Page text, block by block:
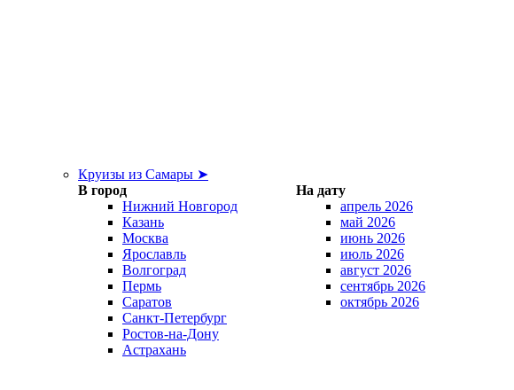
Круизы из Самары ➤
В город
На дату
Нижний Новгород
Казань
Москва
Ярославль
Волгоград
Пермь
Саратов
Санкт-Петербург
Ростов-на-Дону
Астрахань
апрель 2026
май 2026
июнь 2026
июль 2026
август 2026
сентябрь 2026
октябрь 2026